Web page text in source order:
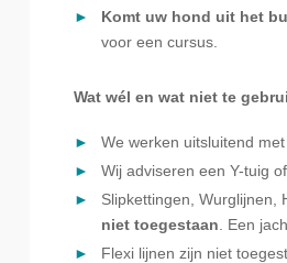
Komt uw hond uit het
voor een cursus.
Wat wél en wat niet te
We werken uitsluitend
Wij adviseren een Y-tuig
Slipkettingen, Wurglijnen,
niet toegestaan . Een
Flexi lijnen zijn niet